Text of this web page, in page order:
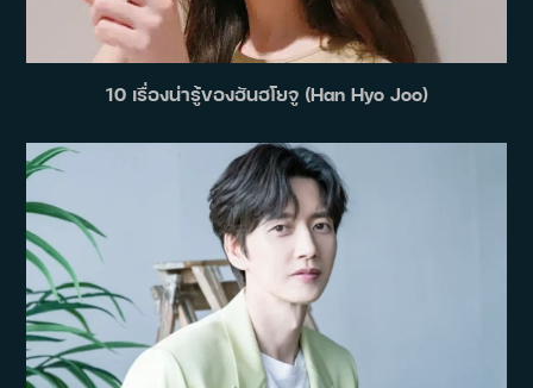
10 เรื่องน่ารู้ของฮันฮโยจู (Han Hyo Joo)